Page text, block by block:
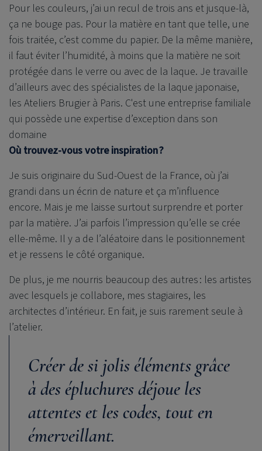
Pour les couleurs, j’ai un recul de trois ans et jusque-là,
ça ne bouge pas. Pour la matière en tant que telle, une
fois traitée, c’est comme du papier. De la même manière,
il faut éviter l’humidité, à moins que la matière ne soit
protégée dans le verre ou avec de la laque. Je travaille
d’ailleurs avec des spécialistes de la laque japonaise,
les Ateliers Brugier à Paris. C'est une entreprise familiale
qui possède une expertise d’exception dans son
domaine
Où trouvez-vous votre inspiration ?
Je suis originaire du Sud-Ouest de la France, où j’ai
grandi dans un écrin de nature et ça m’influence
encore. Mais je me laisse surtout surprendre et porter
par la matière. J’ai parfois l’impression qu’elle se crée
elle-même. Il y a de l’aléatoire dans le positionnement
et je ressens le côté organique.
De plus, je me nourris beaucoup des autres : les artistes
avec lesquels je collabore, mes stagiaires, les
architectes d’intérieur. En fait, je suis rarement seule à
l’atelier.
Créer de si jolis éléments grâce
à des épluchures déjoue les
attentes et les codes, tout en
émerveillant.